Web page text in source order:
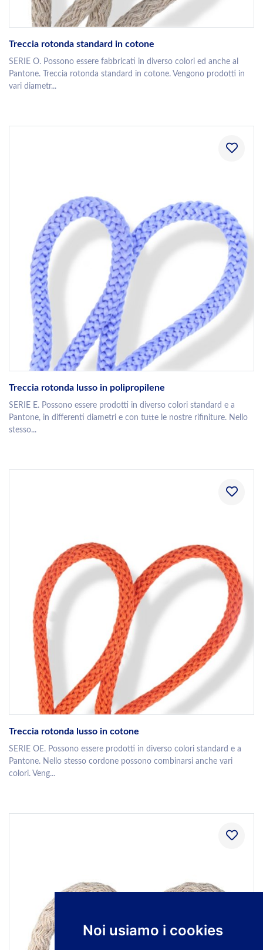
Noi usiamo i cookies
Treccia rotonda standard in cotone
SERIE O. Possono essere fabbricati in diverso colori ed anche al
Pantone. Treccia rotonda standard in cotone. Vengono prodotti in
vari diametr...
Treccia rotonda lusso in polipropilene
SERIE E. Possono essere prodotti in diverso colori standard e a
Pantone, in differenti diametri e con tutte le nostre rifiniture. Nello
stesso...
Treccia rotonda lusso in cotone
SERIE OE. Possono essere prodotti in diverso colori standard e a
Pantone. Nello stesso cordone possono combinarsi anche vari
colori. Veng...